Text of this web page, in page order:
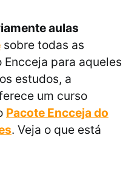
aulas
sobre todas as
para aqueles
estudos, a
um curso
Pacote Encceja do
. Veja o que está